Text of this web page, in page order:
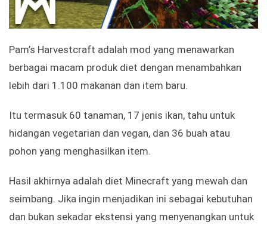
Pam’s Harvestcraft adalah mod yang menawarkan
berbagai macam produk diet dengan menambahkan
lebih dari 1.100 makanan dan item baru.
Itu termasuk 60 tanaman, 17 jenis ikan, tahu untuk
hidangan vegetarian dan vegan, dan 36 buah atau
pohon yang menghasilkan item.
Hasil akhirnya adalah diet Minecraft yang mewah dan
seimbang. Jika ingin menjadikan ini sebagai kebutuhan
dan bukan sekadar ekstensi yang menyenangkan untuk